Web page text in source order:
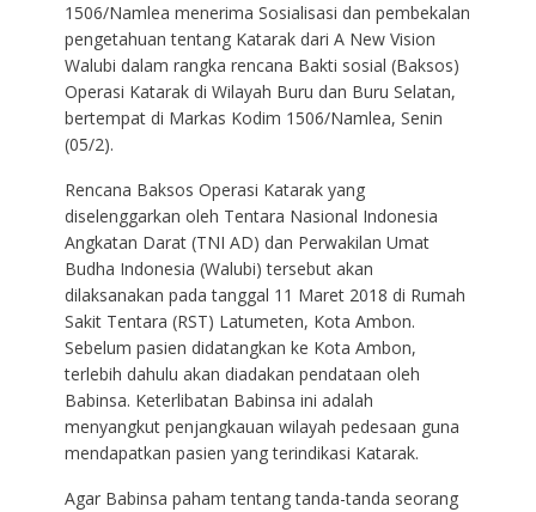
1506/Namlea menerima Sosialisasi dan pembekalan
pengetahuan tentang Katarak dari A New Vision
Walubi dalam rangka rencana Bakti sosial (Baksos)
Operasi Katarak di Wilayah Buru dan Buru Selatan,
bertempat di Markas Kodim 1506/Namlea, Senin
(05/2).
Rencana Baksos Operasi Katarak yang
diselenggarkan oleh Tentara Nasional Indonesia
Angkatan Darat (TNI AD) dan Perwakilan Umat
Budha Indonesia (Walubi) tersebut akan
dilaksanakan pada tanggal 11 Maret 2018 di Rumah
Sakit Tentara (RST) Latumeten, Kota Ambon.
Sebelum pasien didatangkan ke Kota Ambon,
terlebih dahulu akan diadakan pendataan oleh
Babinsa. Keterlibatan Babinsa ini adalah
menyangkut penjangkauan wilayah pedesaan guna
mendapatkan pasien yang terindikasi Katarak.
Agar Babinsa paham tentang tanda-tanda seorang